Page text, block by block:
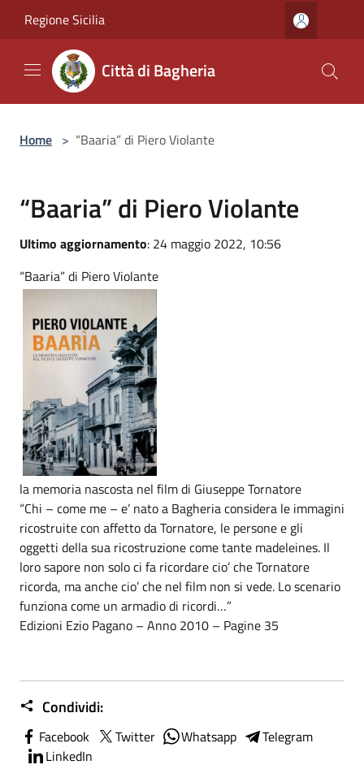
Regione Sicilia
Città di Bagheria
Home > “Baaria” di Piero Violante
“Baaria” di Piero Violante
Ultimo aggiornamento: 24 maggio 2022, 10:56
“Baaria” di Piero Violante
la memoria nascosta nel film di Giuseppe Tornatore
“Chi – come me – e’ nato a Bagheria considera le immagini
ricostruite con affetto da Tornatore, le persone e gli
oggetti della sua ricostruzione come tante madeleines. Il
loro sapore non solo ci fa ricordare cio’ che Tornatore
ricorda, ma anche cio’ che nel film non si vede. Lo scenario
funziona come un armadio di ricordi…”
Edizioni Ezio Pagano – Anno 2010 – Pagine 35
Condividi:
Facebook Twitter Whatsapp
Telegram
LinkedIn